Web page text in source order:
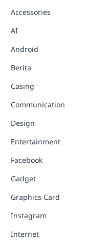
Accessories
AI
Android
Berita
Casing
Communication
Design
Entertainment
Facebook
Gadget
Graphics Card
Instagram
Internet